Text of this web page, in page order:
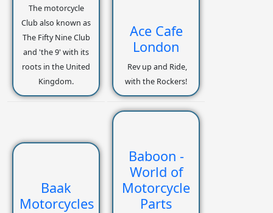
The motorcycle
Club also known as
The Fifty Nine Club
and 'the 9' with its
roots in the United
Kingdom.
Ace Cafe
London
Rev up and Ride,
with the Rockers!
Baak
Motorcycles
Baboon -
World of
Motorcycle
Parts